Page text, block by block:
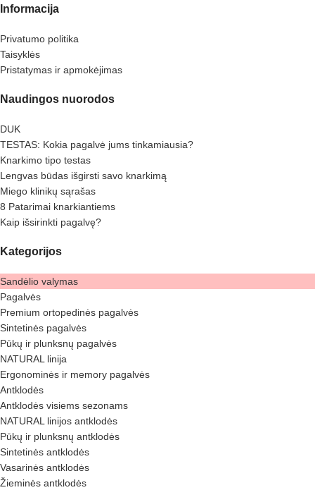
Informacija
Privatumo politika
Taisyklės
Pristatymas ir apmokėjimas
Naudingos nuorodos
DUK
TESTAS: Kokia pagalvė jums tinkamiausia?
Knarkimo tipo testas
Lengvas būdas išgirsti savo knarkimą
Miego klinikų sąrašas
8 Patarimai knarkiantiems
Kaip išsirinkti pagalvę?
Kategorijos
Sandėlio valymas
Pagalvės
Premium ortopedinės pagalvės
Sintetinės pagalvės
Pūkų ir plunksnų pagalvės
NATURAL linija
Ergonominės ir memory pagalvės
Antklodės
Antklodės visiems sezonams
NATURAL linijos antklodės
Pūkų ir plunksnų antklodės
Sintetinės antklodės
Vasarinės antklodės
Žieminės antklodės